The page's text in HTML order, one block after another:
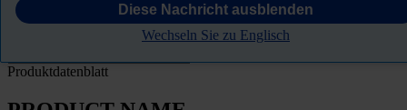
Diese Nachricht ausblenden
Wechseln Sie zu Englisch
FILTER
Produktdatenblatt